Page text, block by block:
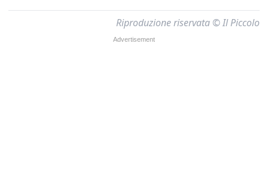
Riproduzione riservata © Il Piccolo